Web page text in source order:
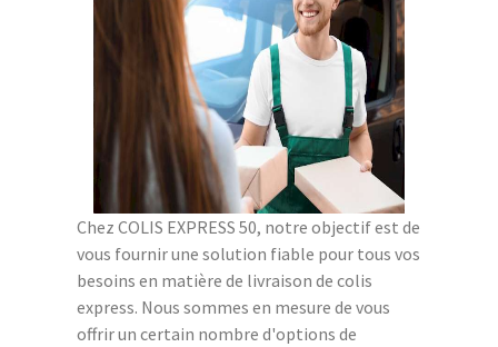
Chez COLIS EXPRESS 50, notre objectif est de
vous fournir une solution fiable pour tous vos
besoins en matière de livraison de colis
express. Nous sommes en mesure de vous
offrir un certain nombre d'options de